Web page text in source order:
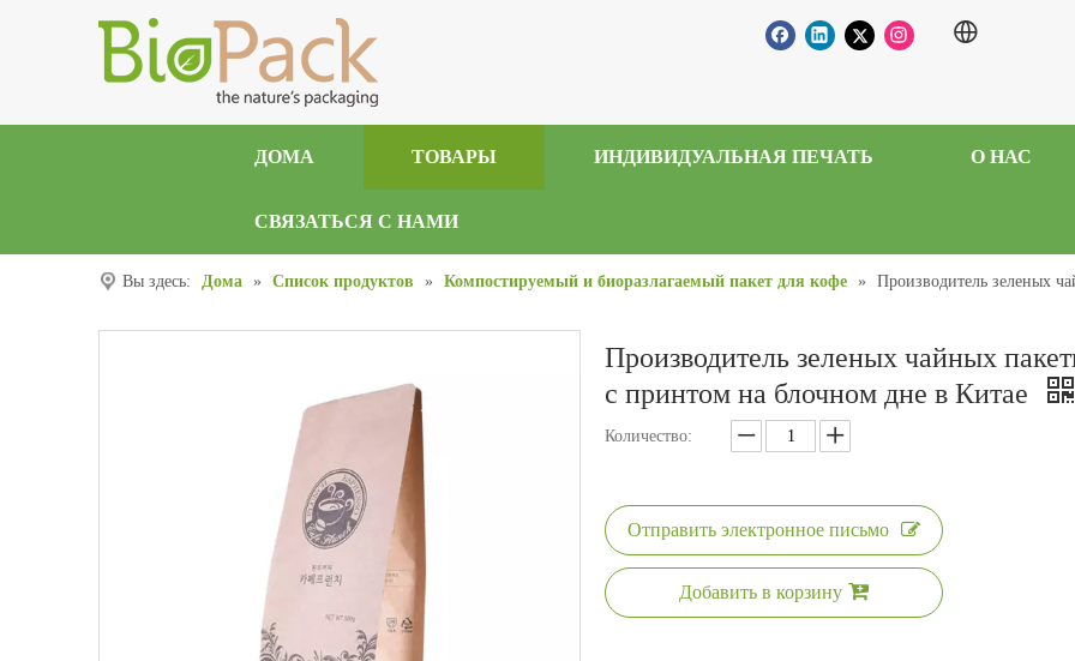
ДОМА ТОВАРЫ ИНДИВИДУАЛЬНАЯ ПЕЧАТЬ О НАС
СВЯЗАТЬСЯ С НАМИ
Вы здесь: Дома » Список продуктов » Компостируемый и биоразлагаемый пакет для кофе » Производитель зеленых
Производитель зеленых чайных
с принтом на блочном дне в Китае
Количество:
Отправить электронное письмо
Добавить в корзину